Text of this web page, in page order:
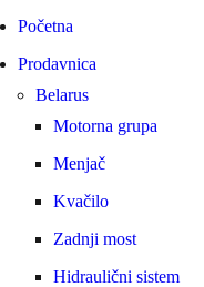
Početna
Prodavnica
Belarus
Motorna grupa
Menjač
Kvačilo
Zadnji most
Hidraulični sistem